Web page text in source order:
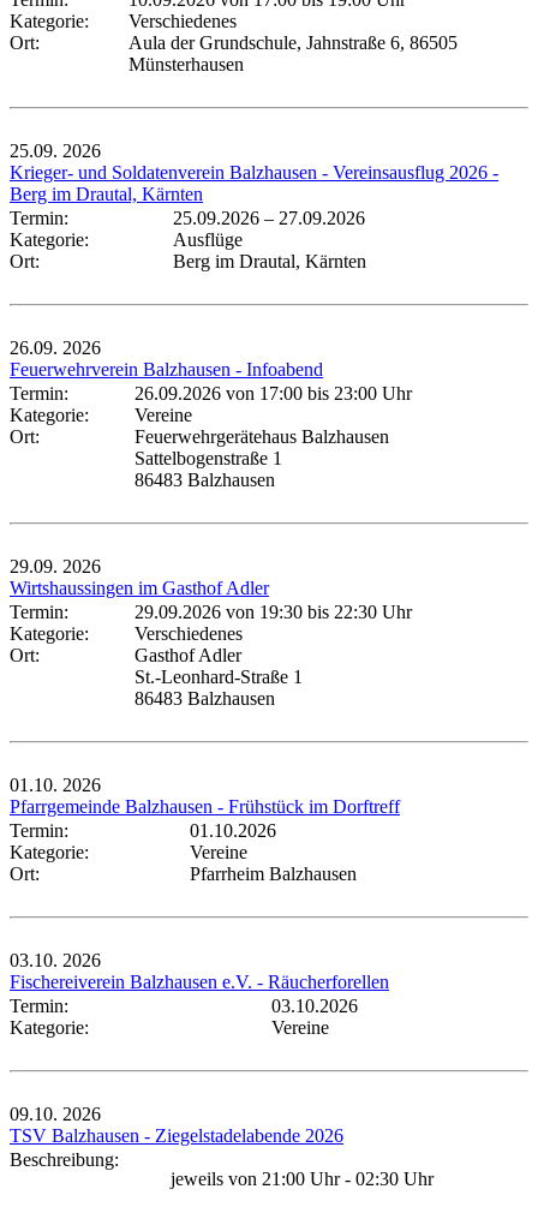
Kategorie:
Verschiedenes
Ort:
Aula der Grundschule, Jahnstraße 6, 86505
Münsterhausen
25.09. 2026
Krieger- und Soldatenverein Balzhausen - Vereinsausflug 2026 -
Berg im Drautal, Kärnten
Termin:
25.09.2026 – 27.09.2026
Kategorie:
Ausflüge
Ort:
Berg im Drautal, Kärnten
26.09. 2026
Feuerwehrverein Balzhausen - Infoabend
Termin:
26.09.2026 von 17:00 bis 23:00 Uhr
Kategorie:
Vereine
Ort:
Feuerwehrgerätehaus Balzhausen
Sattelbogenstraße 1
86483 Balzhausen
29.09. 2026
Wirtshaussingen im Gasthof Adler
Termin:
29.09.2026 von 19:30 bis 22:30 Uhr
Kategorie:
Verschiedenes
Ort:
Gasthof Adler
St.-Leonhard-Straße 1
86483 Balzhausen
01.10. 2026
Pfarrgemeinde Balzhausen - Frühstück im Dorftreff
Termin:
01.10.2026
Kategorie:
Vereine
Ort:
Pfarrheim Balzhausen
03.10. 2026
Fischereiverein Balzhausen e.V. - Räucherforellen
Termin:
03.10.2026
Kategorie:
Vereine
09.10. 2026
TSV Balzhausen - Ziegelstadelabende 2026
Beschreibung:
jeweils von 21:00 Uhr - 02:30 Uhr